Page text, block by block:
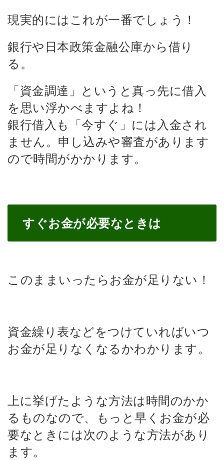
現実的にはこれが一番でしょう！
銀行や日本政策金融公庫から借り
る。
「資金調達」というと真っ先に借入
を思い浮かべますよね！
銀行借入も「今すぐ」には入金され
ません。申し込みや審査があります
ので時間がかかります。
すぐお金が必要なときは
このままいったらお金が足りない！
資金繰り表などをつけていればいつ
お金が足りなくなるかわかります。
上に挙げたような方法は時間のかか
るものなので、もっと早くお金が必
要なときには次のような方法があり
ます。